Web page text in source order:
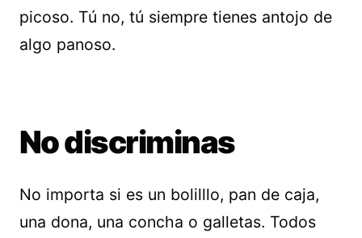
picoso. Tú no, tú siempre tienes antojo de
algo panoso.
No discriminas
No importa si es un bolilllo, pan de caja,
una dona, una concha o galletas. Todos